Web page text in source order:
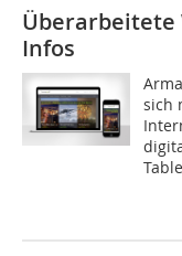
Überarbeitete
Infos
sich